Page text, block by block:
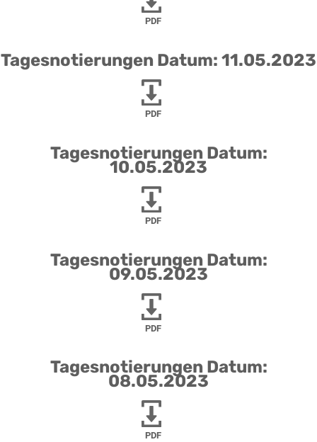
PDF
Tagesnotierungen Datum: 11.05.2023
PDF
Tagesnotierungen Datum:
10.05.2023
PDF
Tagesnotierungen Datum:
09.05.2023
PDF
Tagesnotierungen Datum:
08.05.2023
PDF